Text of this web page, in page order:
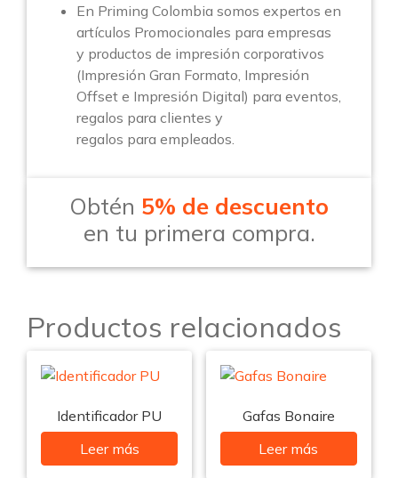
En Priming Colombia somos expertos en
artículos Promocionales para empresas
y productos de impresión corporativos
(Impresión Gran Formato, Impresión
Offset e Impresión Digital) para eventos,
regalos para clientes y
regalos para empleados.
Obtén 5% de descuento
en tu primera compra.
Productos relacionados
Identificador PU
Leer más
Gafas Bonaire
Leer más